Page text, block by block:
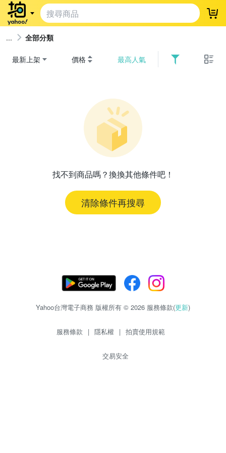
登
全部分類
最新上架 價格 最高人氣
找不到商品嗎？換換其他條件吧！
清除條件再搜尋
Yahoo台灣電子商務 版權所有 © 2026 服務條款(更新)
服務條款 | 隱私權 | 拍賣使用規範
交易安全